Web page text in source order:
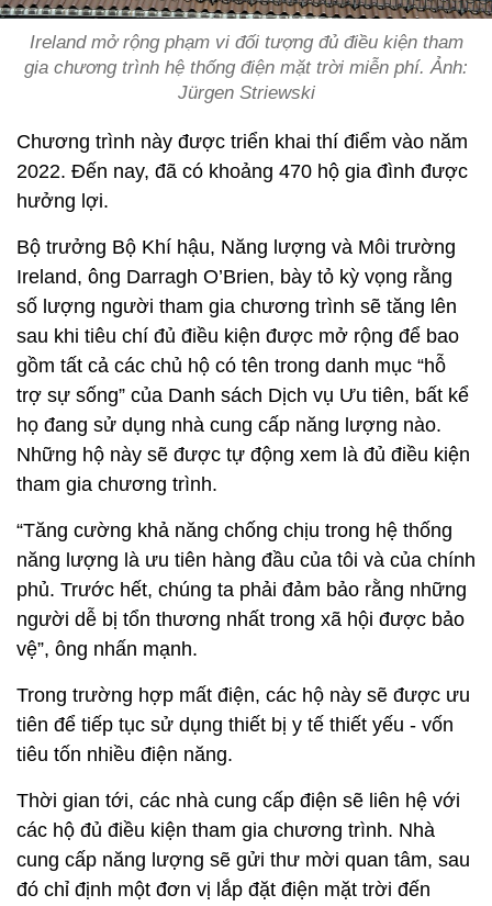
Ireland mở rộng phạm vi đối tượng đủ điều kiện tham
gia chương trình hệ thống điện mặt trời miễn phí. Ảnh:
Jürgen Striewski
Chương trình này được triển khai thí điểm vào năm
2022. Đến nay, đã có khoảng 470 hộ gia đình được
hưởng lợi.
Bộ trưởng Bộ Khí hậu, Năng lượng và Môi trường
Ireland, ông Darragh O’Brien, bày tỏ kỳ vọng rằng
số lượng người tham gia chương trình sẽ tăng lên
sau khi tiêu chí đủ điều kiện được mở rộng để bao
gồm tất cả các chủ hộ có tên trong danh mục “hỗ
trợ sự sống” của Danh sách Dịch vụ Ưu tiên, bất kể
họ đang sử dụng nhà cung cấp năng lượng nào.
Những hộ này sẽ được tự động xem là đủ điều kiện
tham gia chương trình.
“Tăng cường khả năng chống chịu trong hệ thống
năng lượng là ưu tiên hàng đầu của tôi và của chính
phủ. Trước hết, chúng ta phải đảm bảo rằng những
người dễ bị tổn thương nhất trong xã hội được bảo
vệ”, ông nhấn mạnh.
Trong trường hợp mất điện, các hộ này sẽ được ưu
tiên để tiếp tục sử dụng thiết bị y tế thiết yếu - vốn
tiêu tốn nhiều điện năng.
Thời gian tới, các nhà cung cấp điện sẽ liên hệ với
các hộ đủ điều kiện tham gia chương trình. Nhà
cung cấp năng lượng sẽ gửi thư mời quan tâm, sau
đó chỉ định một đơn vị lắp đặt điện mặt trời đến